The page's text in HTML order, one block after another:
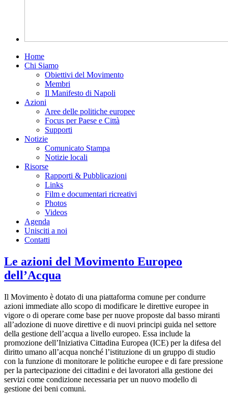
Home
Chi Siamo
Obiettivi del Movimento
Membri
Il Manifesto di Napoli
Azioni
Aree delle politiche europee
Focus per Paese e Città
Supporti
Notizie
Comunicato Stampa
Notizie locali
Risorse
Rapporti & Pubblicazioni
Links
Film e documentari ricreativi
Photos
Videos
Agenda
Unisciti a noi
Contatti
Le azioni del Movimento Europeo
dell’Acqua
Il Movimento è dotato di una piattaforma comune per condurre
azioni immediate allo scopo di modificare le direttive europee in
vigore o di operare come base per nuove proposte dal basso miranti
all’adozione di nuove direttive e di nuovi principi guida nel settore
della gestione dell’acqua a livello europeo. Essa include la
promozione dell’Iniziativa Cittadina Europea (ICE) per la difesa del
diritto umano all’acqua nonché l’istituzione di un gruppo di studio
con la funzione di monitorare le politiche europee e di fare pressione
per la partecipazione dei cittadini e dei lavoratori alla gestione dei
servizi come condizione necessaria per un nuovo modello di
gestione dei beni comuni.